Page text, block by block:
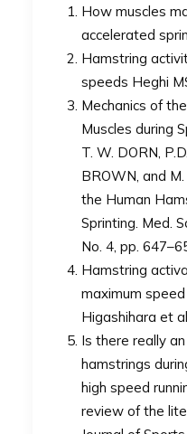
How muscles
accelerated
Hamstring
speeds Heghi
Mechanics of
Muscles during
T. W. DORN,
BROWN, and
the Human
Sprinting. Med.
No. 4, pp.
Hamstring
maximum
Higashihara et
Is there really
hamstrings
high speed
review of the